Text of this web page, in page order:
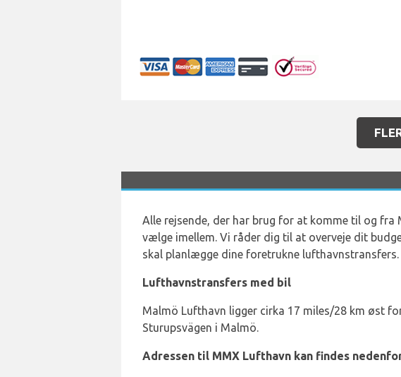
Alle rejsende, der har brug for at komme til og
vælge imellem. Vi råder dig til at overveje dit
skal planlægge dine foretrukne lufthavnstransfers.
Lufthavnstransfers med bil
Malmö Lufthavn ligger cirka 17 miles/28 km øst
Sturupsvägen i Malmö.
Adressen til MMX Lufthavn kan findes